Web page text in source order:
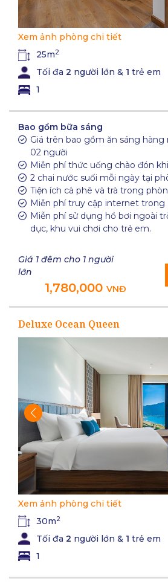
Xem ảnh phòng chi tiết
25m2
Tối đa 2 người lớn & 1 trẻ em
1
Bao gồm bữa sáng
Giá trên bao gồm ăn sáng hàng
02 người
Miễn phí thức uống chào đón
2 chai nước suối mỗi ngày tại
Tiện ích cà phê và trà trong
Miễn phí truy cập internet trong
Miễn phí sử dụng hồ bơi ngoài
dục, khu vui chơi cho trẻ em.
1,780,000 VNĐ
Giá 1 đêm cho 1 người
lớn
Deluxe Ocean Queen
Xem ảnh phòng chi tiết
30m2
Tối đa 2 người lớn & 1 trẻ em
1